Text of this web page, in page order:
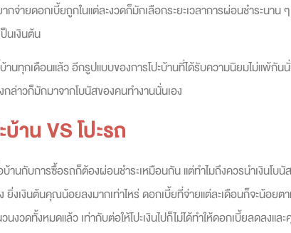
จ่ายดอกเบี้ยถูกในแต่ละงวดก็มักเลือกระยะเวลาการผ่อนชำระนาน
นเงินต้น
านทุกเดือนแล้ว อีกรูปแบบของการโปะบ้านที่ได้รับความนิยมไม่แพ้กัน
ล่าวก็มักมาจากโบนัสของคนทำงานนั่นเอง
บ้านVS โปะรถ
นกับการซื้อรถก็ต้องผ่อนชำระเหมือนกัน แต่ทำไมถึงควรนำเงินโบนั
ยิ่งเงินต้นคุณน้อยลงมากเท่าไหร่ ดอกเบี้ยที่จ่ายแต่ละเดือนก็จะน้
นงวดทั้งหมดแล้ว เท่ากับต่อให้โปะเงินไปก็ไม่ได้ทำให้ดอกเบี้ยลดล